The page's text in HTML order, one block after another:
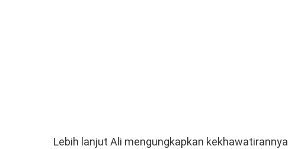
Lebih lanjut Ali mengungkapkan